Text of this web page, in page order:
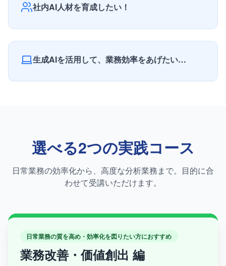
社内AI人材を育成したい！
生成AIを活用して、業務効率をあげたい…
選べる2つの実践コース
日常業務の効率化から、高度な分析業務まで。目的に合
わせて受講いただけます。
日常業務の質を高め・効率化を図りたい方におすすめ
業務改善・価値創出 編